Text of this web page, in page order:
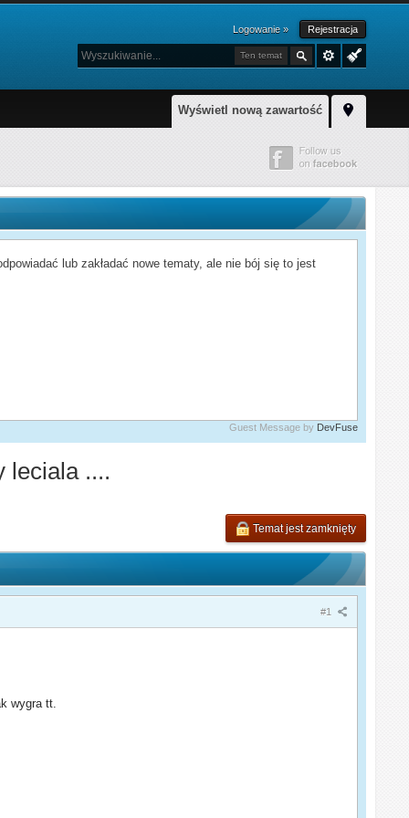
Logowanie » Rejestracja
Ten temat
Wyświetl nową zawartość
lub zakładać nowe tematy, ale nie bój się to jest
Guest Message by DevFuse
leciala ....
Temat jest zamknięty
#1
wygra tt.